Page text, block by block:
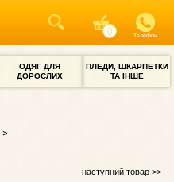
Телефон
ОДЯГ ДЛЯ
ДОРОСЛИХ
ПЛЕДИ, ШКАРПЕТКИ
ТА ІНШЕ
наступний товар >>